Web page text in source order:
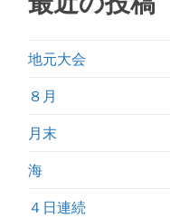
地元大会
８月
月末
海
４日連続